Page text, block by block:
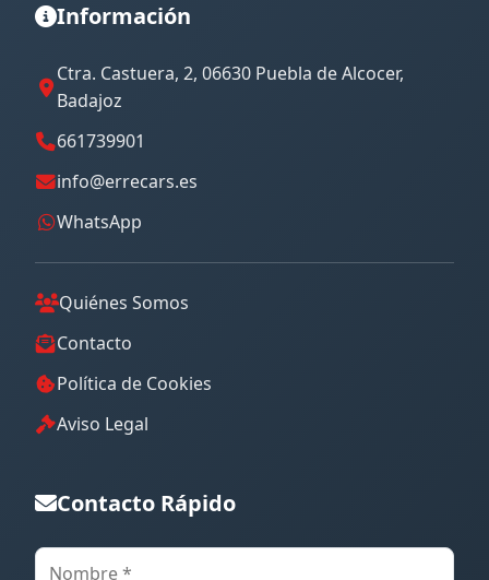
Información
Ctra. Castuera, 2, 06630 Puebla de Alcocer,
Badajoz
661739901
info@errecars.es
WhatsApp
Quiénes Somos
Contacto
Política de Cookies
Aviso Legal
Contacto Rápido